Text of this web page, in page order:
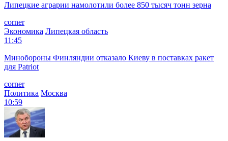
Липецкие аграрии намолотили более 850 тысяч тонн зерна
corner
Экономика Липецкая область
11:45
Минобороны Финляндии отказало Киеву в поставках ракет
для Patriot
corner
Политика Москва
10:59